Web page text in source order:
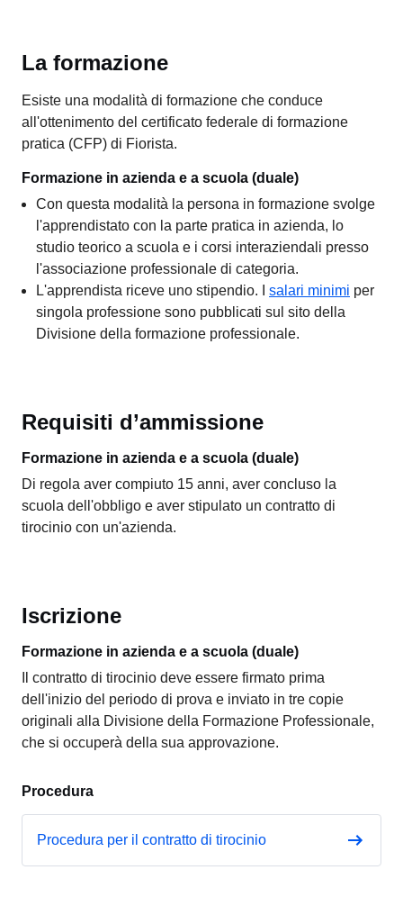
La formazione
Esiste una modalità di formazione che conduce
all'ottenimento del certificato federale di formazione
pratica (CFP) di Fiorista.
Formazione in azienda e a scuola (duale)
Con questa modalità la persona in formazione svolge
l'apprendistato con la parte pratica in azienda, lo
studio teorico a scuola e i corsi interaziendali presso
l'associazione professionale di categoria.
L'apprendista riceve uno stipendio. I salari minimi per
singola professione sono pubblicati sul sito della
Divisione della formazione professionale.
Requisiti d’ammissione
Formazione in azienda e a scuola (duale)
Di regola aver compiuto 15 anni, aver concluso la
scuola dell'obbligo e aver stipulato un contratto di
tirocinio con un'azienda.
Iscrizione
Formazione in azienda e a scuola (duale)
Il contratto di tirocinio deve essere firmato prima
dell'inizio del periodo di prova e inviato in tre copie
originali alla Divisione della Formazione Professionale,
che si occuperà della sua approvazione.
Procedura
Procedura per il contratto di tirocinio